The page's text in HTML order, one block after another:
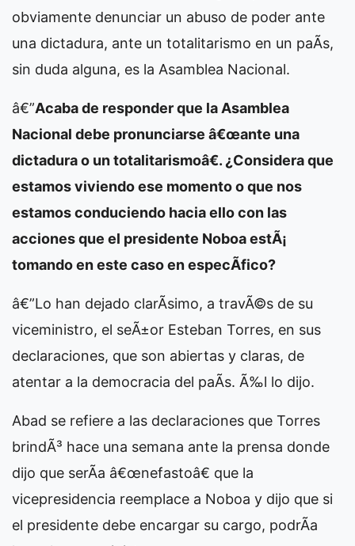
obviamente denunciar un abuso de poder ante
una dictadura, ante un totalitarismo en un paÃ­s,
sin duda alguna, es la Asamblea Nacional.
â€”Acaba de responder que la Asamblea
Nacional debe pronunciarse â€œante una
dictadura o un totalitarismoâ€. ¿Considera que
estamos viviendo ese momento o que nos
estamos conduciendo hacia ello con las
acciones que el presidente Noboa estÃ¡
tomando en este caso en especÃ­fico?
â€”Lo han dejado clarÃ­simo, a travÃ©s de su
viceministro, el seÃ±or Esteban Torres, en sus
declaraciones, que son abiertas y claras, de
atentar a la democracia del paÃ­s. Ã‰l lo dijo.
Abad se refiere a las declaraciones que Torres
brindÃ³ hace una semana ante la prensa donde
dijo que serÃ­a â€œnefastoâ€ que la
vicepresidencia reemplace a Noboa y dijo que si
el presidente debe encargar su cargo, podrÃ­a